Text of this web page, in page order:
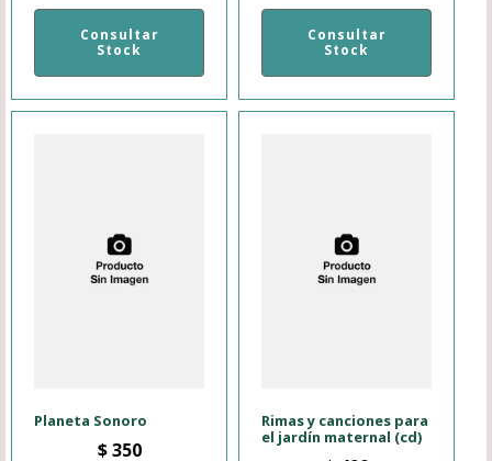
Consultar
Stock
Consultar
Stock
Planeta Sonoro
$350
Rimas y canciones para
el jardín maternal (cd)